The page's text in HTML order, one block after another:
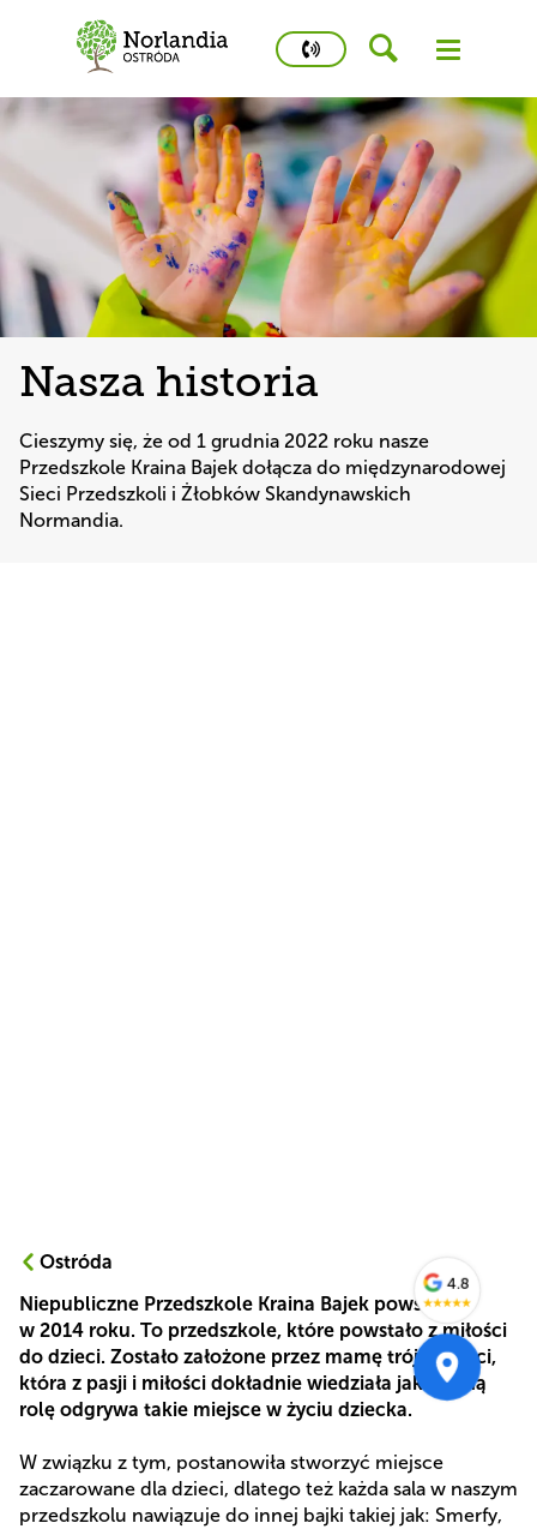
phone
600
433
050
Kidstime
Nasza historia
Cieszymy się, że od 1 grudnia 2022 roku nasze
Przedszkole Kraina Bajek dołącza do międzynarodowej
Sieci Przedszkoli i Żłobków Skandynawskich
Normandia.
Ostróda
Niepubliczne Przedszkole Kraina Bajek powstało
w 2014 roku. To przedszkole, które powstało z miłości
do dzieci. Zostało założone przez mamę trójki dzieci,
która z pasji i miłości dokładnie wiedziała jak ważną
rolę odgrywa takie miejsce w życiu dziecka.
W związku z tym, postanowiła stworzyć miejsce
zaczarowane dla dzieci, dlatego też każda sala w naszym
przedszkolu nawiązuje do innej bajki takiej jak: Smerfy,
4.8
★★★★★